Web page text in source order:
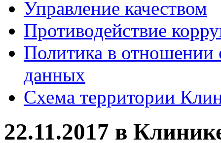
Управление качеством
Противодействие
Политика в отношении
данных
Схема территории
22.11.2017 в